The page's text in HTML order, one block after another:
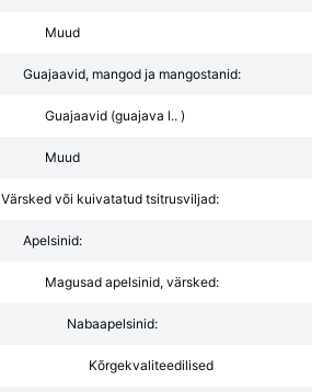
Muud
Guajaavid, mangod ja mangostanid:
Guajaavid (guajava l.. )
Muud
Värsked või kuivatatud tsitrusviljad:
Apelsinid:
Magusad apelsinid, värsked:
Nabaapelsinid:
Kõrgekvaliteedilised